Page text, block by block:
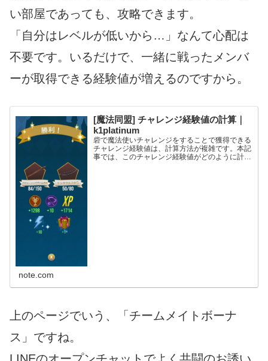
い部屋であっても、攻略できます。
「自分はレベルが低いから…」なんて心配は
不要です。いるだけで、一緒に戦ったメンバ
ーが取得できる経験値が増えるのですから。
[魔法同盟] チャレンジ経験値の計算｜
k1platinum
砦で魔法使いチャレンジをすることで獲得できる
チャレンジ経験値は、計算方法が複雑です。本記
事では、このチャレンジ経験値がどのように計算
note.com
上のページでいう、「チームメイトボーナ
ス」ですね。
LINEのオープンチャットでよく共闘のお誘い